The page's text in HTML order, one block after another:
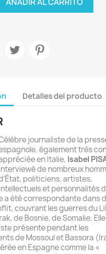
Detalles del producto
journaliste de la
également très
en Italie, Isabel
de nombreux
politiciens, artistes,
et personnalités
a été correspondante dans
couvrant les guerres du
de Bosnie, de Somalie.
présente pendant les
de Mossoul et Bassora
en Espagne comme la «